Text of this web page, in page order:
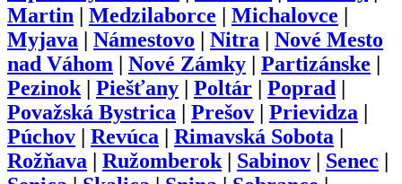
Martin | Medzilaborce | Michalovce |
Myjava | Námestovo | Nitra | Nové Mesto
nad Váhom | Nové Zámky | Partizánske |
Pezinok | Piešťany | Poltár | Poprad |
Považská Bystrica | Prešov | Prievidza |
Púchov | Revúca | Rimavská Sobota |
Rožňava | Ružomberok | Sabinov | Senec |